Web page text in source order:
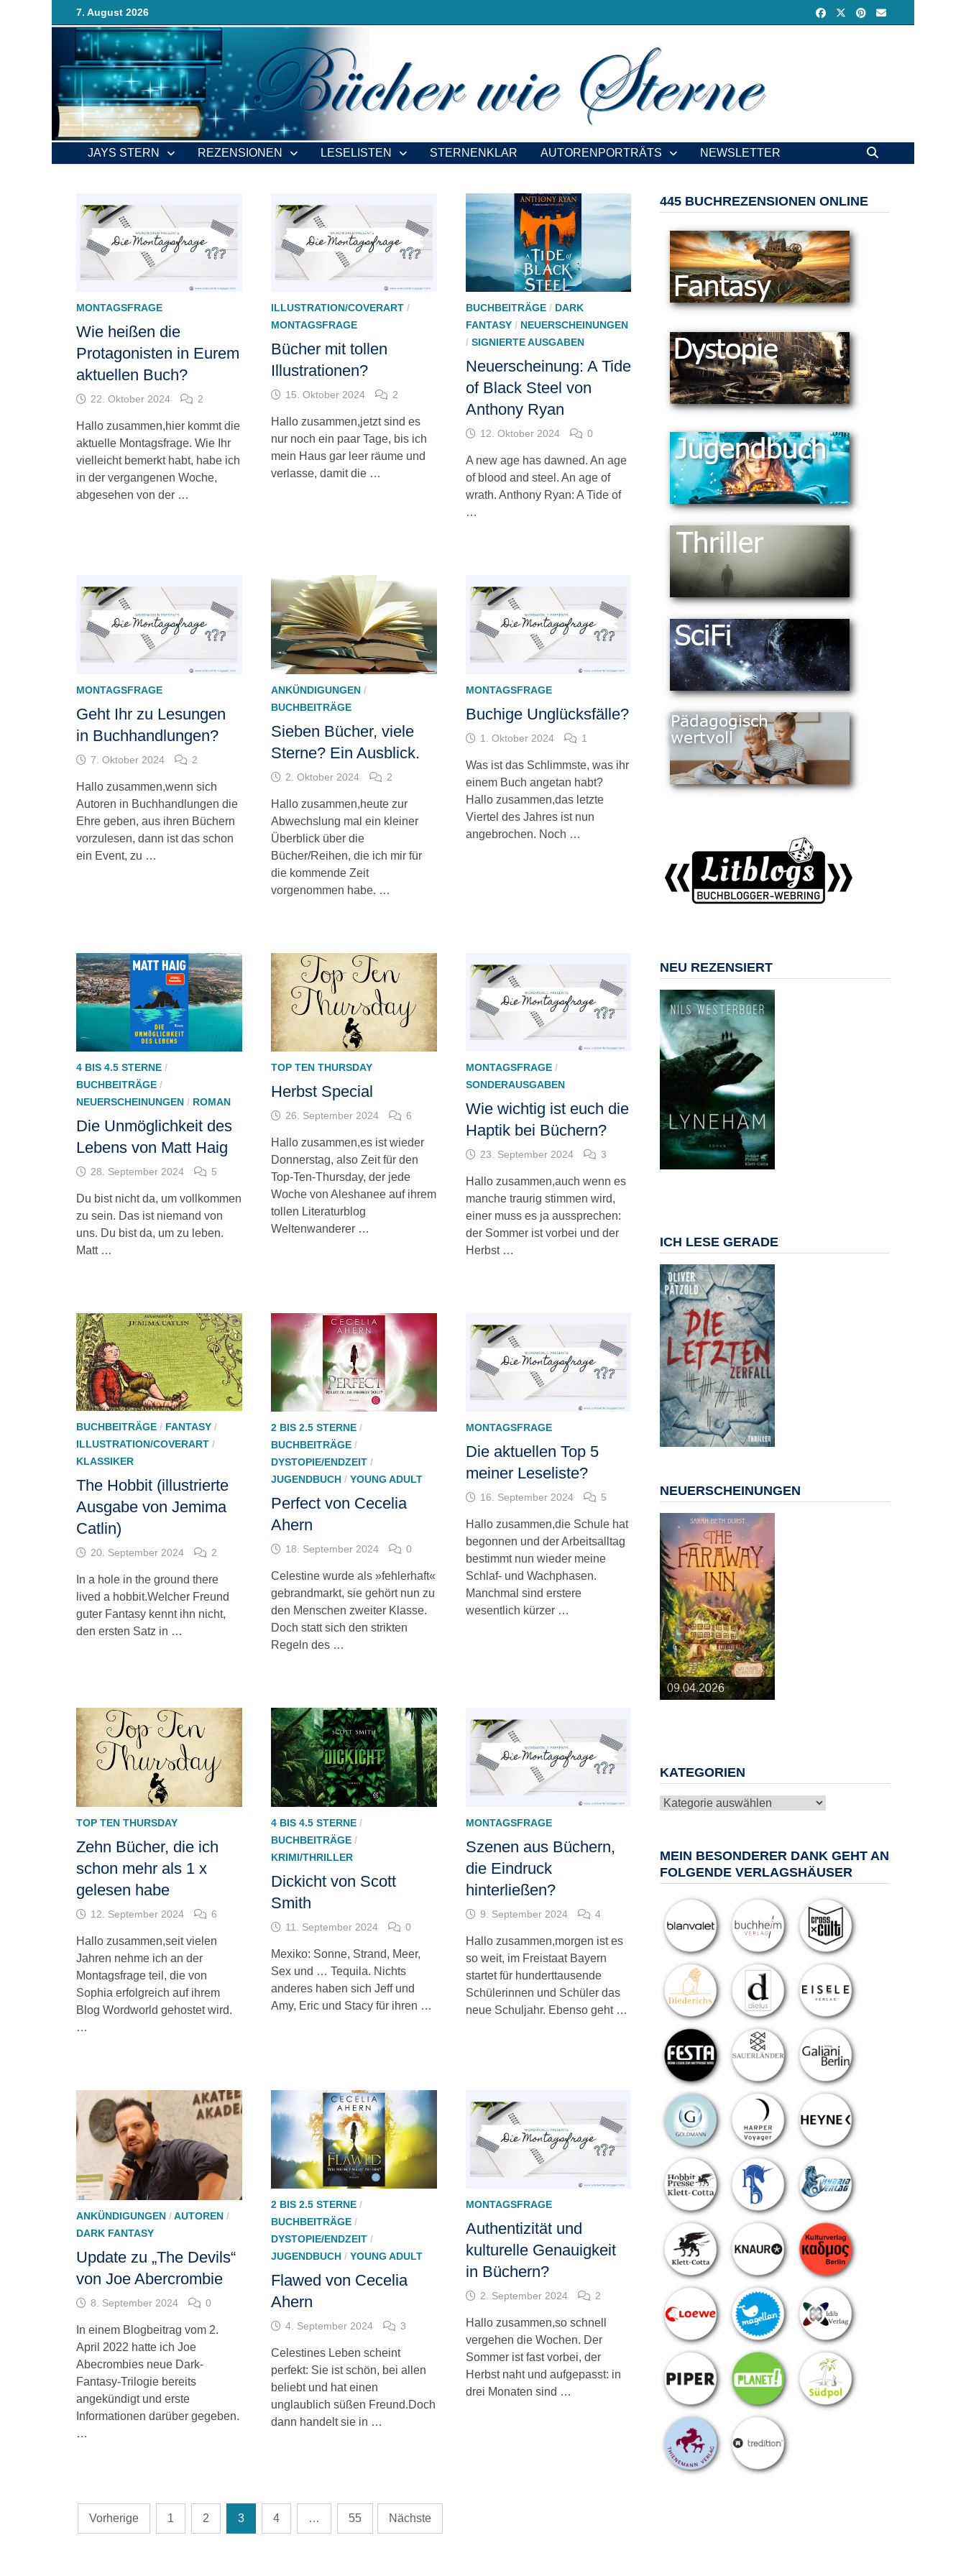
Zurück
zum
7. August 2026
JAYS STERN REZENSIONEN LESELISTEN STERNENKLAR AUTORENPORTRÄTS NEWSLETTER
MONTAGSFRAGE
Wie heißen die
Protagonisten in Eurem
aktuellen Buch?
22. Oktober 2024 2
Hallo zusammen,hier kommt die
aktuelle Montagsfrage. Wie Ihr
vielleicht bemerkt habt, habe ich
in der vergangenen Woche,
abgesehen von der …
ILLUSTRATION/COVERART/
MONTAGSFRAGE
Bücher mit tollen
Illustrationen?
15. Oktober 2024 2
Hallo zusammen,jetzt sind es
nur noch ein paar Tage, bis ich
mein Haus gar leer räume und
verlasse, damit die …
BUCHBEITRÄGE/ DARK
FANTASY/ NEUERSCHEINUNGEN
/ SIGNIERTE AUSGABEN
Neuerscheinung: A Tide
of Black Steel von
Anthony Ryan
12. Oktober 2024 0
A new age has dawned. An age
of blood and steel. An age of
wrath. Anthony Ryan: A Tide of
…
MONTAGSFRAGE
Geht Ihr zu Lesungen
in Buchhandlungen?
7. Oktober 2024 2
Hallo zusammen,wenn sich
Autoren in Buchhandlungen die
Ehre geben, aus ihren Büchern
vorzulesen, dann ist das schon
ein Event, zu …
ANKÜNDIGUNGEN/
BUCHBEITRÄGE
Sieben Bücher, viele
Sterne? Ein Ausblick.
2. Oktober 2024 2
Hallo zusammen,heute zur
Abwechslung mal ein kleiner
Überblick über die
Bücher/Reihen, die ich mir für
die kommende Zeit
vorgenommen habe. …
MONTAGSFRAGE
Buchige Unglücksfälle?
1. Oktober 2024 1
Was ist das Schlimmste, was ihr
einem Buch angetan habt?
Hallo zusammen,das letzte
Viertel des Jahres ist nun
angebrochen. Noch …
4 BIS 4.5 STERNE /
BUCHBEITRÄGE /
NEUERSCHEINUNGEN / ROMAN
Die Unmöglichkeit des
Lebens von Matt Haig
28. September 2024 5
Du bist nicht da, um vollkommen
zu sein. Das ist niemand von
uns. Du bist da, um zu leben.
Matt …
TOP TEN THURSDAY
Herbst Special
26. September 2024 6
Hallo zusammen,es ist wieder
Donnerstag, also Zeit für den
Top-Ten-Thursday, der jede
Woche von Aleshanee auf ihrem
tollen Literaturblog
Weltenwanderer …
MONTAGSFRAGE/
SONDERAUSGABEN
Wie wichtig ist euch die
Haptik bei Büchern?
23. September 2024 3
Hallo zusammen,auch wenn es
manche traurig stimmen wird,
einer muss es ja aussprechen:
der Sommer ist vorbei und der
Herbst …
BUCHBEITRÄGE / FANTASY /
ILLUSTRATION/COVERART /
KLASSIKER
The Hobbit (illustrierte
Ausgabe von Jemima
Catlin)
20. September 2024 2
In a hole in the ground there
lived a hobbit.Welcher Freund
guter Fantasy kennt ihn nicht,
den ersten Satz in …
2 BIS 2.5 STERNE/
BUCHBEITRÄGE/
DYSTOPIE/ENDZEIT/
JUGENDBUCH/ YOUNG ADULT
Perfect von Cecelia
Ahern
18. September 2024 0
Celestine wurde als »fehlerhaft«
gebrandmarkt, sie gehört nun zu
den Menschen zweiter Klasse.
Doch statt sich den strikten
Regeln des …
MONTAGSFRAGE
Die aktuellen Top 5
meiner Leseliste?
16. September 2024 5
Hallo zusammen,die Schule hat
begonnen und der Arbeitsalltag
bestimmt nun wieder meine
Schlaf- und Wachphasen.
Manchmal sind erstere
wesentlich kürzer …
TOP TEN THURSDAY
Zehn Bücher, die ich
schon mehr als 1 x
gelesen habe
12. September 2024 6
Hallo zusammen,seit vielen
Jahren nehme ich an der
Montagsfrage teil, die von
Sophia erfolgreich auf ihrem
Blog Wordworld gehostet wird.
…
4 BIS 4.5 STERNE/
BUCHBEITRÄGE/
KRIMI/THRILLER
Dickicht von Scott
Smith
11. September 2024 0
Mexiko: Sonne, Strand, Meer,
Sex und … Tequila. Nichts
anderes haben sich Jeff und
Amy, Eric und Stacy für ihren …
MONTAGSFRAGE
Szenen aus Büchern,
die Eindruck
hinterließen?
9. September 2024 4
Hallo zusammen,morgen ist es
so weit, im Freistaat Bayern
startet für hunderttausende
Schülerinnen und Schüler das
neue Schuljahr. Ebenso geht …
ANKÜNDIGUNGEN /AUTOREN /
DARK FANTASY
Update zu „The Devils“
von Joe Abercrombie
8. September 2024 0
In einem Blogbeitrag vom 2.
April 2022 hatte ich Joe
Abecrombies neue Dark-
Fantasy-Trilogie bereits
angekündigt und erste
Informationen darüber gegeben.
…
2 BIS 2.5 STERNE/
BUCHBEITRÄGE/
DYSTOPIE/ENDZEIT/
JUGENDBUCH/ YOUNG ADULT
Flawed von Cecelia
Ahern
4. September 2024 3
Celestines Leben scheint
perfekt: Sie ist schön, bei allen
beliebt und hat einen
unglaublich süßen Freund.Doch
dann handelt sie in …
MONTAGSFRAGE
Authentizität und
kulturelle Genauigkeit
in Büchern?
2. September 2024 2
Hallo zusammen,so schnell
vergehen die Wochen. Der
Sommer ist fast vorbei, der
Herbst naht und aufgepasst: in
drei Monaten sind …
Seitennummerierung
der
Vorherige 1 2 3 4 … 55 Nächste
445 BUCHREZENSIONEN ONLINE
NEU REZENSIERT
ICH LESE GERADE
NEUERSCHEINUNGEN
25.03.2026
09.04.2026
20.05.2026
10.06.2026
13.08.2026
KATEGORIEN
Kategorien
MEIN BESONDERER DANK GEHT AN
FOLGENDE VERLAGSHÄUSER